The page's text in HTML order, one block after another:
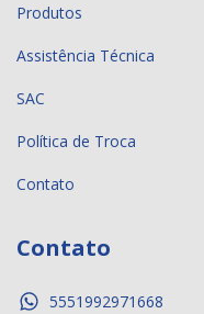
Produtos
Assistência Técnica
SAC
Política de Troca
Contato
Contato
5551992971668